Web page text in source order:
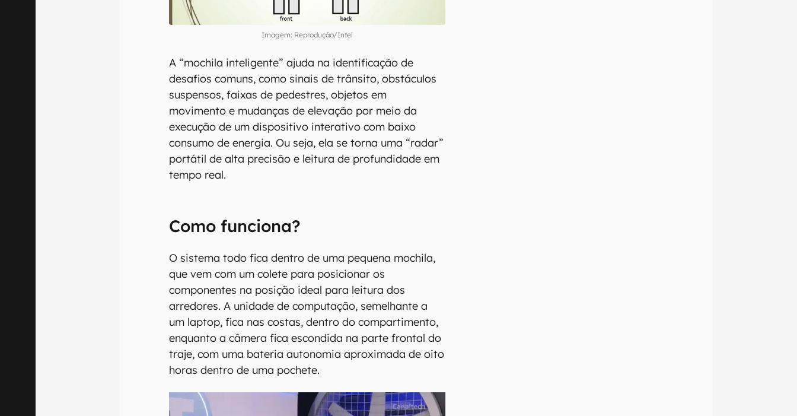
Imagem: Reprodução/Intel
A “mochila inteligente” ajuda na identificação de
desafios comuns, como sinais de trânsito, obstáculos
suspensos, faixas de pedestres, objetos em
movimento e mudanças de elevação por meio da
execução de um dispositivo interativo com baixo
consumo de energia. Ou seja, ela se torna uma “radar”
portátil de alta precisão e leitura de profundidade em
tempo real.
Como funciona?
O sistema todo fica dentro de uma pequena mochila,
que vem com um colete para posicionar os
componentes na posição ideal para leitura dos
arredores. A unidade de computação, semelhante a
um laptop, fica nas costas, dentro do compartimento,
enquanto a câmera fica escondida na parte frontal do
traje, com uma bateria autonomia aproximada de oito
horas dentro de uma pochete.